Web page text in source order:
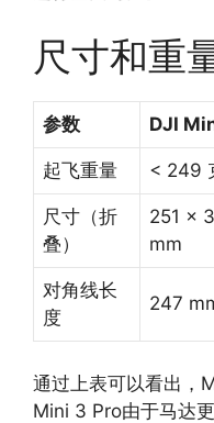
尺寸和重
参数 DJI
起飞重量 < 249
尺寸（折
叠）
251 x
mm
对角线长
度
247
通过上表可以看出，
Mini 3 Pro由于马达